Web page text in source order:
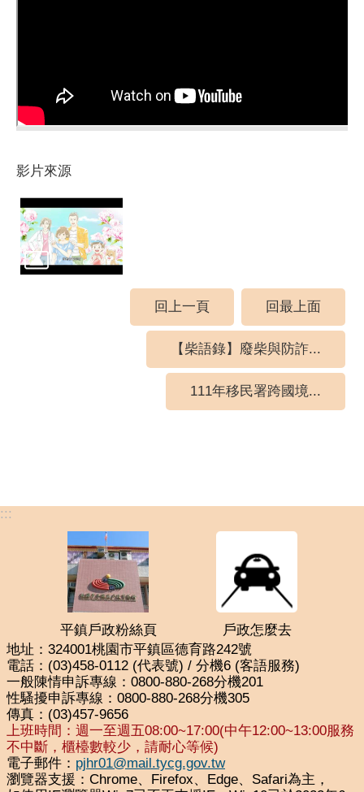
影片來源
回上一頁 回最上面
【柴語錄】廢柴與防詐...
111年移民署跨國境...
:::
平鎮戶政粉絲頁
戶政怎麼去
地址：324001桃園市平鎮區德育路242號
電話：(03)458-0112 (代表號) / 分機6 (客語服務)
一般陳情申訴專線：0800-880-268分機201
性騷擾申訴專線：0800-880-268分機305
傳真：(03)457-9656
上班時間：週一至週五08:00~17:00(中午12:00~13:00服務
不中斷，櫃檯數較少，請耐心等候)
電子郵件： pjhr01@mail.tycg.gov.tw
瀏覽器支援：Chrome、Firefox、Edge、Safari為主，